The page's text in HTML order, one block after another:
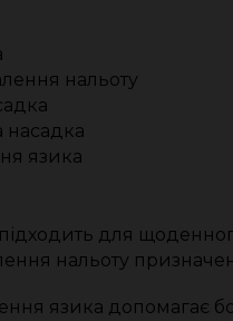
нальоту
насадка
язика
для
нальоту
язика допомагає